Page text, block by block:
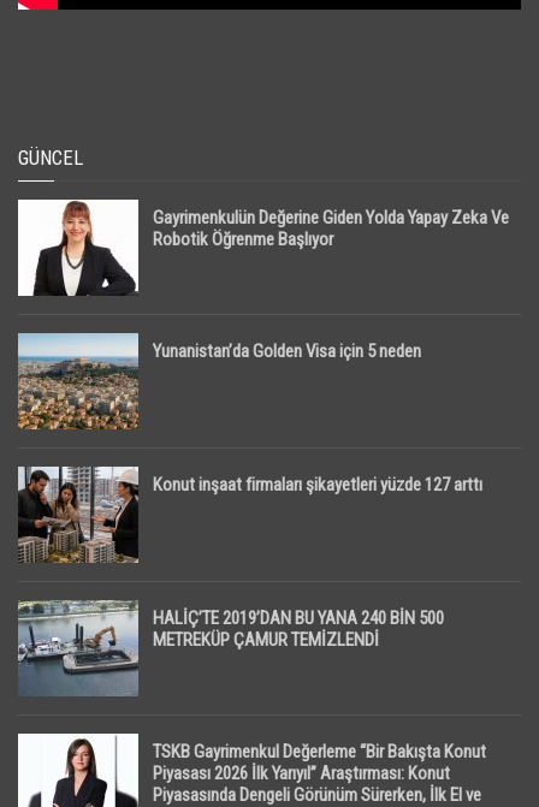
GÜNCEL
Gayrimenkulün Değerine Giden Yolda Yapay Zeka Ve
Robotik Öğrenme Başlıyor
Yunanistan’da Golden Visa için 5 neden
Konut inşaat firmaları şikayetleri yüzde 127 arttı
HALİÇ’TE 2019’DAN BU YANA 240 BİN 500
METREKÜP ÇAMUR TEMİZLENDİ
TSKB Gayrimenkul Değerleme “Bir Bakışta Konut
Piyasası 2026 İlk Yarıyıl” Araştırması: Konut
Piyasasında Dengeli Görünüm Sürerken, İlk El ve